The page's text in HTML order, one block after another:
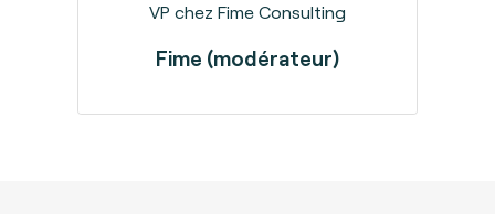
VP chez Fime Consulting
Fime (modérateur)